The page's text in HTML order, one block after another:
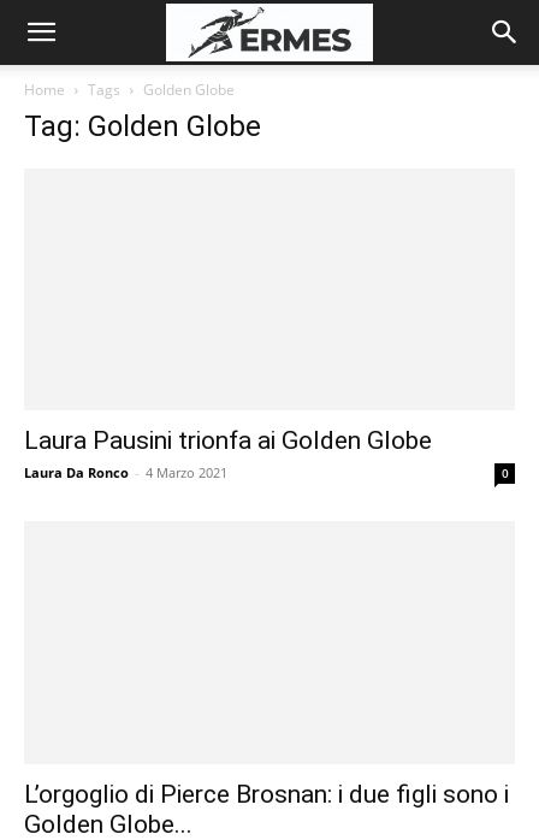
Home Tags Golden Globe
Tag: Golden Globe
Laura Pausini trionfa ai Golden Globe
Laura Da Ronco - 4 Marzo 2021 0
L’orgoglio di Pierce Brosnan: i due figli sono i
Golden Globe...